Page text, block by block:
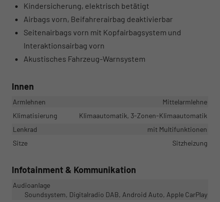
Kindersicherung, elektrisch betätigt
Airbags vorn, Beifahrerairbag deaktivierbar
Seitenairbags vorn mit Kopfairbagsystem und
Interaktionsairbag vorn
Akustisches Fahrzeug-Warnsystem
Innen
Armlehnen
Mittelarmlehne
Klimatisierung
Klimaautomatik, 3-Zonen-Klimaautomatik
Lenkrad
mit Multifunktionen
Sitze
Sitzheizung
Infotainment & Kommunikation
Audioanlage
Soundsystem, Digitalradio DAB, Android Auto, Apple CarPlay